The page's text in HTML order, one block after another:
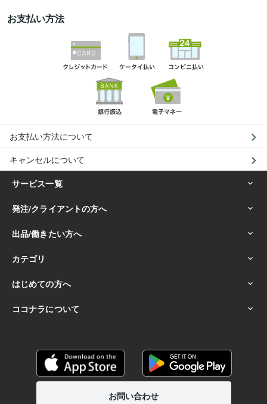
お支払い方法
お支払い方法について
キャンセルについて